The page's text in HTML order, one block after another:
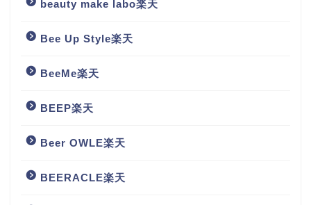
beauty make labo楽天
Bee Up Style楽天
BeeMe楽天
BEEP楽天
Beer OWLE楽天
BEERACLE楽天